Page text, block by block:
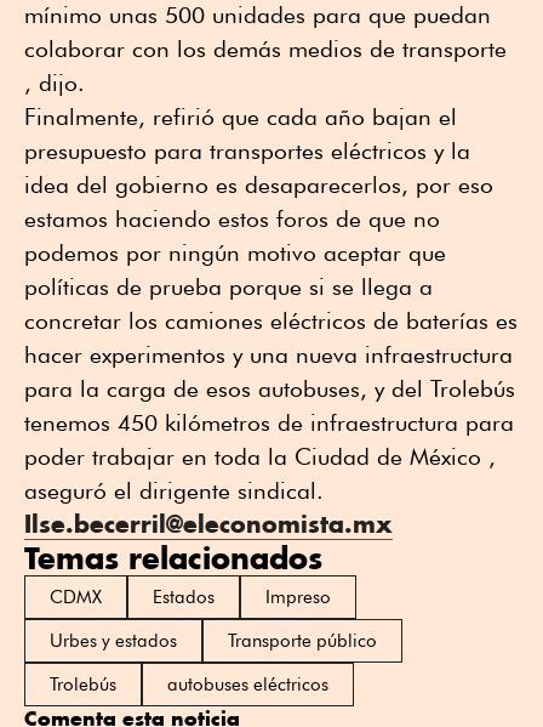
mínimo unas 500 unidades para que puedan
colaborar con los demás medios de transporte
, dijo.
Finalmente, refirió que cada año bajan el
presupuesto para transportes eléctricos y la
idea del gobierno es desaparecerlos, por eso
estamos haciendo estos foros de que no
podemos por ningún motivo aceptar que
políticas de prueba porque si se llega a
concretar los camiones eléctricos de baterías es
hacer experimentos y una nueva infraestructura
para la carga de esos autobuses, y del Trolebús
tenemos 450 kilómetros de infraestructura para
poder trabajar en toda la Ciudad de México ,
aseguró el dirigente sindical.
Ilse.becerril@eleconomista.mx
Temas relacionados
CDMX Estados
Impreso
Urbes y estados
Transporte público
Trolebús
autobuses eléctricos
Comenta esta noticia